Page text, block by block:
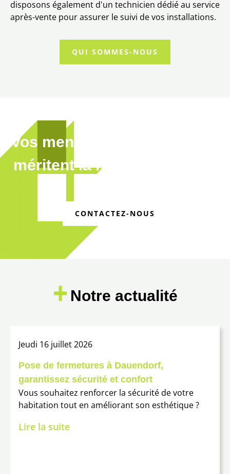
disposons également d'un technicien dédié au service
après-vente pour assurer le suivi de vos installations.
QUI SOMMES-NOUS
Vos menuiseries extérieures
méritent la meilleure qualité
CONTACTEZ-NOUS
Notre actualité
Pose de fermetures à Dauendorf,
garantissez sécurité et confort
jeudi 16 juillet 2026
Vous souhaitez renforcer la sécurité de votre
habitation tout en améliorant son esthétique ?
Lire la suite